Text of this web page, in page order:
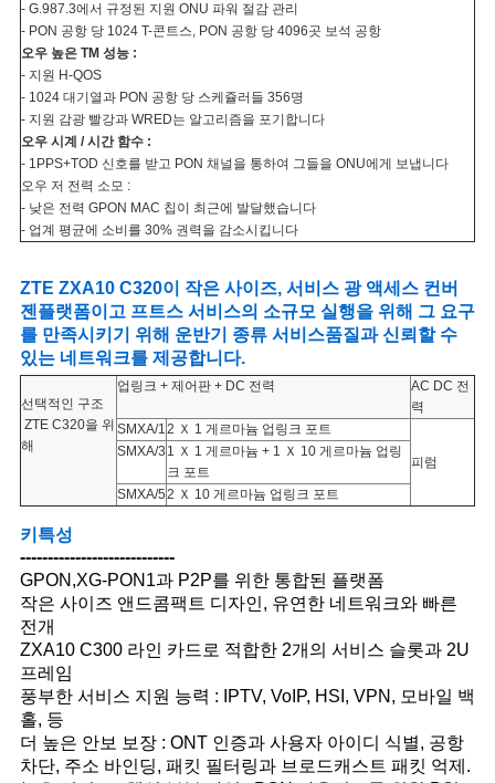
사
이
트
맵
PRIVACY
POLICY
- G.987.3에서 규정된 지원 ONU 파워 절감 관리
- PON 공항 당 1024 T-콘트스, PON 공항 당 4096곳 보석 공항
오우 높은 TM 성능 :
- 지원 H-QOS
- 1024 대기열과 PON 공항 당 스케쥴러들 356명
- 지원 감광 빨강과 WRED는 알고리즘을 포기합니다
오우 시계 / 시간 함수 :
- 1PPS+TOD 신호를 받고 PON 채널을 통하여 그들을 ONU에게 보냅니다
오우 저 전력 소모 :
- 낮은 전력 GPON MAC 칩이 최근에 발달했습니다
- 업계 평균에 소비를 30% 권력을 감소시킵니다
ZTE ZXA10 C320이 작은 사이즈, 서비스 광 액세스 컨버
젠플랫폼이고 프트스 서비스의 소규모 실행을 위해 그 요구
를 만족시키기 위해 운반기 종류 서비스품질과 신뢰할 수
있는 네트워크를 제공합니다.
선택적인 구조
ZTE C320을 위
해
업링크 + 제어판 + DC 전력
AC DC 전
력
SMXA/12 Ｘ 1 게르마늄 업링크 포트
피럼
SMXA/3 1 Ｘ 1 게르마늄 + 1 Ｘ 10 게르마늄 업링
크 포트
SMXA/52 Ｘ 10 게르마늄 업링크 포트
키특성
----------------------------
GPON,XG-PON1과 P2P를 위한 통합된 플랫폼
작은 사이즈 앤드콤팩트 디자인, 유연한 네트워크와 빠른
전개
ZXA10 C300 라인 카드로 적합한 2개의 서비스 슬롯과 2U
프레임
풍부한 서비스 지원 능력 : IPTV, VoIP, HSI, VPN, 모바일 백
홀, 등
더 높은 안보 보장 : ONT 인증과 사용자 아이디 식별, 공항
차단, 주소 바인딩, 패킷 필터링과 브로드캐스트 패킷 억제.